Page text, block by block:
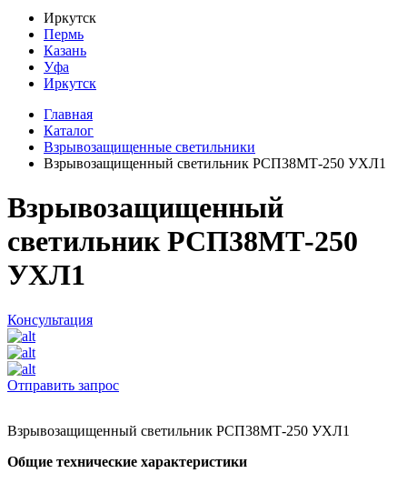
Иркутск
Пермь
Казань
Уфа
Иркутск
Главная
Каталог
Взрывозащищенные светильники
Взрывозащищенный светильник РСП38МТ-250 УХЛ1
Взрывозащищенный
светильник РСП38МТ-250
УХЛ1
Консультация
Отправить запрос
Взрывозащищенный светильник РСП38МТ-250 УХЛ1
Общие технические характеристики